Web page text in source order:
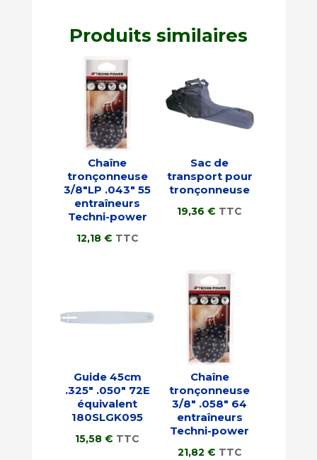
Produits similaires
Chaîne
tronçonneuse
3/8″LP .043″ 55
entraîneurs
Techni-power
12,18 € TTC
Sac de
transport pour
tronçonneuse
19,36€ TTC
Guide 45cm
.325″ .050″ 72E
équivalent
180SLGK095
15,58€ TTC
Chaîne
tronçonneuse
3/8″ .058″ 64
entraîneurs
Techni-power
21,82 € TTC